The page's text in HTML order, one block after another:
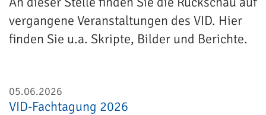
vergangene Veranstaltungen des VID. Hier
finden Sie u.a. Skripte, Bilder und Berichte.
05.06.2026
VID-Fachtagung 2026